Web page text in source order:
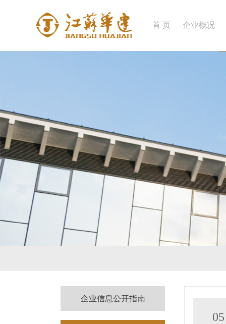
首 页 企业概况
企业信息公开指南
05